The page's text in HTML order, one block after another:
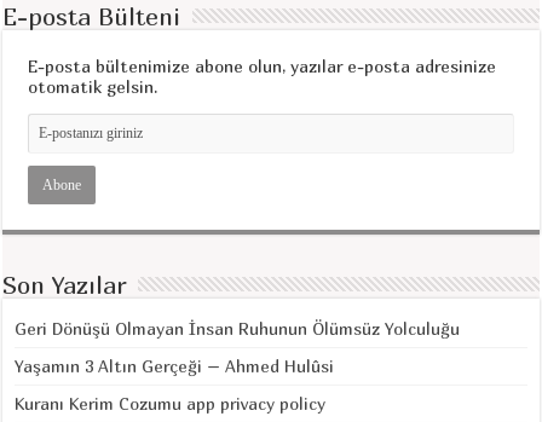
E-posta Bülteni
E-posta bültenimize abone olun, yazılar e-posta adresinize
otomatik gelsin.
Son Yazılar
Geri Dönüşü Olmayan İnsan Ruhunun Ölümsüz Yolculuğu
Yaşamın 3 Altın Gerçeği – Ahmed Hulûsi
Kuranı Kerim Cozumu app privacy policy